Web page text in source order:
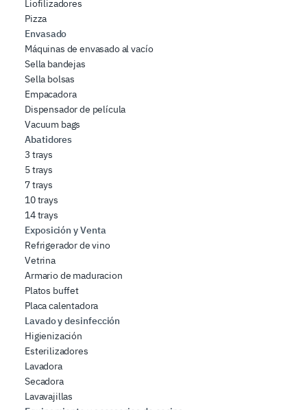
Liofilizadores
Pizza
Envasado
Máquinas de envasado al vacío
Sella bandejas
Sella bolsas
Empacadora
Dispensador de película
Vacuum bags
Abatidores
3 trays
5 trays
7 trays
10 trays
14 trays
Exposición y Venta
Refrigerador de vino
Vetrina
Armario de maduracion
Platos buffet
Placa calentadora
Lavado y desinfección
Higienización
Esterilizadores
Lavadora
Secadora
Lavavajillas